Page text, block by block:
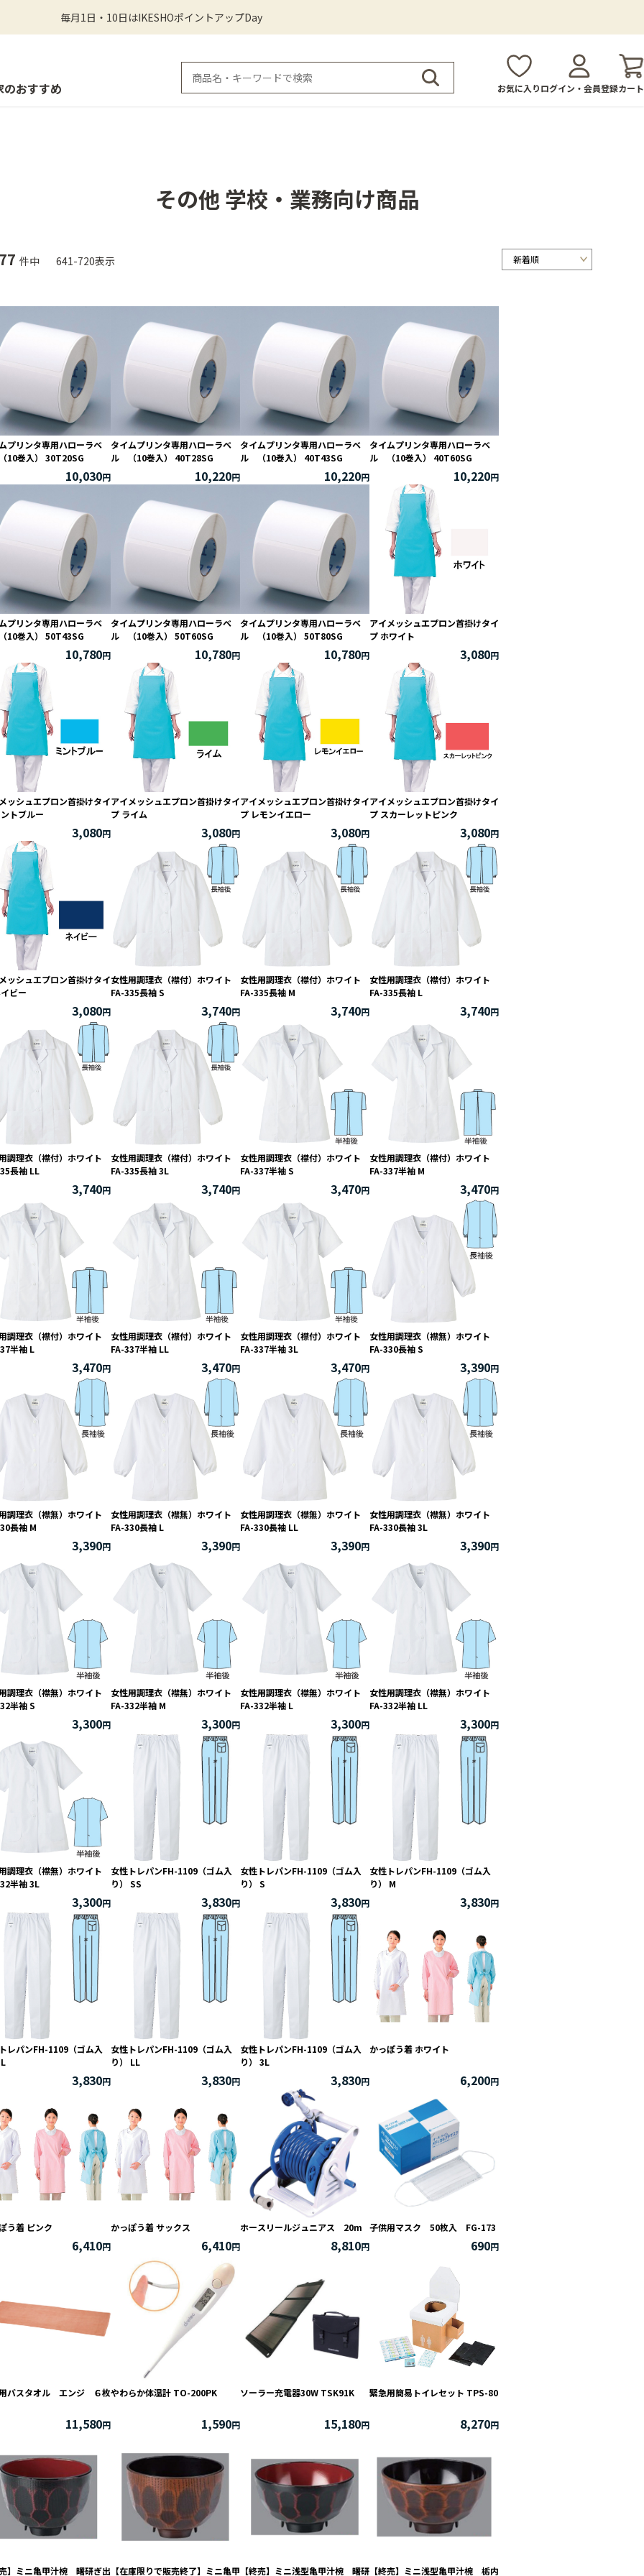
毎月1日・10日はIKESHOポイントアップDay
おすすめ お気に入りログイン・会員登録カート
2026 / 09
水 木 金
土
11
16 17
23 25
2026 / 10
日 月 火 水 木 金
土
6 7
11
12 13 14 16
17
19 20 21 23
27 28
その他 学校・業務向け商品
件中 641-720表示
プリンタ専用ハローラベ
10巻入） 30T20SG
10,030
タイムプリンタ専用ハローラベ
ル （10巻入） 40T28SG
10,220
タイムプリンタ専用ハローラベ
ル （10巻入） 40T43SG
10,220
タイムプリンタ専用ハローラベ
ル （10巻入） 40T60SG
10,220
プリンタ専用ハローラベ
10巻入） 50T43SG
10,780
タイムプリンタ専用ハローラベ
ル （10巻入） 50T60SG
10,780
タイムプリンタ専用ハローラベ
ル （10巻入） 50T80SG
10,780
アイメッシュエプロン首掛けタイ
プ ホワイト
3,080
ッシュエプロン首掛けタイ
トブルー
3,080
アイメッシュエプロン首掛けタイ
プ ライム
3,080
アイメッシュエプロン首掛けタイ
プ レモンイエロー
3,080
アイメッシュエプロン首掛けタイ
プ スカーレットピンク
3,080
ッシュエプロン首掛けタイ
ビー
3,080
女性用調理衣（襟付）ホワイト
FA-335長袖 S
3,740
女性用調理衣（襟付）ホワイト
FA-335長袖 M
3,740
女性用調理衣（襟付）ホワイト
FA-335長袖 L
3,740
調理衣（襟付）ホワイト
長袖 LL
3,740
女性用調理衣（襟付）ホワイト
FA-335長袖 3L
3,740
女性用調理衣（襟付）ホワイト
FA-337半袖 S
3,470
女性用調理衣（襟付）ホワイト
FA-337半袖 M
3,470
調理衣（襟付）ホワイト
半袖 L
3,470
女性用調理衣（襟付）ホワイト
FA-337半袖 LL
3,470
女性用調理衣（襟付）ホワイト
FA-337半袖 3L
3,470
女性用調理衣（襟無）ホワイト
FA-330長袖 S
3,390
調理衣（襟無）ホワイト
長袖 M
3,390
女性用調理衣（襟無）ホワイト
FA-330長袖 L
3,390
女性用調理衣（襟無）ホワイト
FA-330長袖 LL
3,390
女性用調理衣（襟無）ホワイト
FA-330長袖 3L
3,390
調理衣（襟無）ホワイト
半袖 S
3,300
女性用調理衣（襟無）ホワイト
FA-332半袖 M
3,300
女性用調理衣（襟無）ホワイト
FA-332半袖 L
3,300
女性用調理衣（襟無）ホワイト
FA-332半袖 LL
3,300
調理衣（襟無）ホワイト
半袖 3L
3,300
女性トレパンFH-1109（ゴム入
り） SS
3,830
女性トレパンFH-1109（ゴム入
り） S
3,830
女性トレパンFH-1109（ゴム入
り） M
3,830
レパンFH-1109（ゴム入
3,830
女性トレパンFH-1109（ゴム入
り） LL
3,830
女性トレパンFH-1109（ゴム入
り） 3L
3,830
かっぽう着 ホワイト
6,200
う着 ピンク
6,410
かっぽう着 サックス
6,410
ホースリールジュニアス 20m
8,810
子供用マスク 50枚入 FG-173
690
バスタオル エンジ ６枚
11,580
やわらか体温計 TO-200PK
1,590
ソーラー充電器30W TSK91K
15,180
緊急用簡易トイレセット TPS-80
8,270
売】ミニ亀甲汁椀 曙研ぎ出 【在庫限りで販売終了】ミニ亀甲 【終売】ミニ浅型亀甲汁椀 曙研 【終売】ミニ浅型亀甲汁椀 栃内